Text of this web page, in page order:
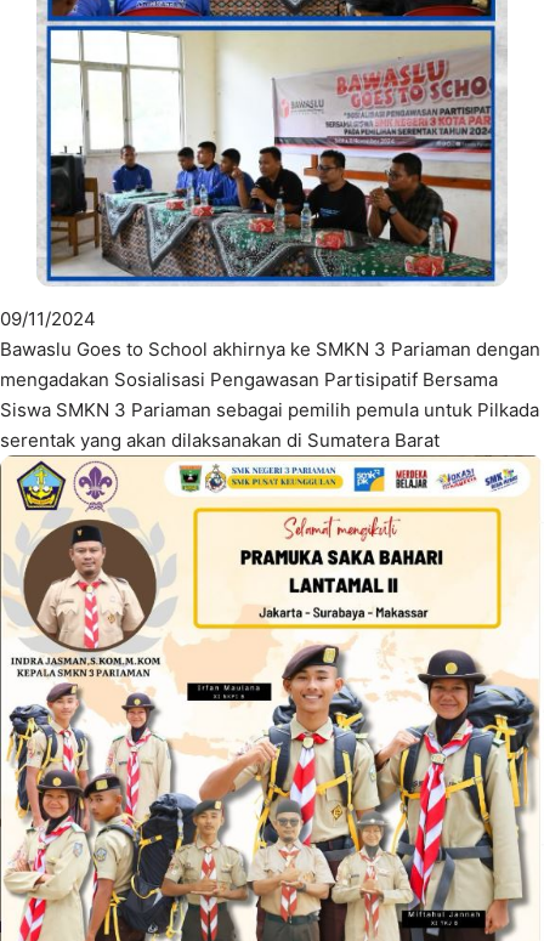
09/11/2024
Bawaslu Goes to School akhirnya ke SMKN 3 Pariaman dengan
mengadakan Sosialisasi Pengawasan Partisipatif Bersama
Siswa SMKN 3 Pariaman sebagai pemilih pemula untuk Pilkada
serentak yang akan dilaksanakan di Sumatera Barat